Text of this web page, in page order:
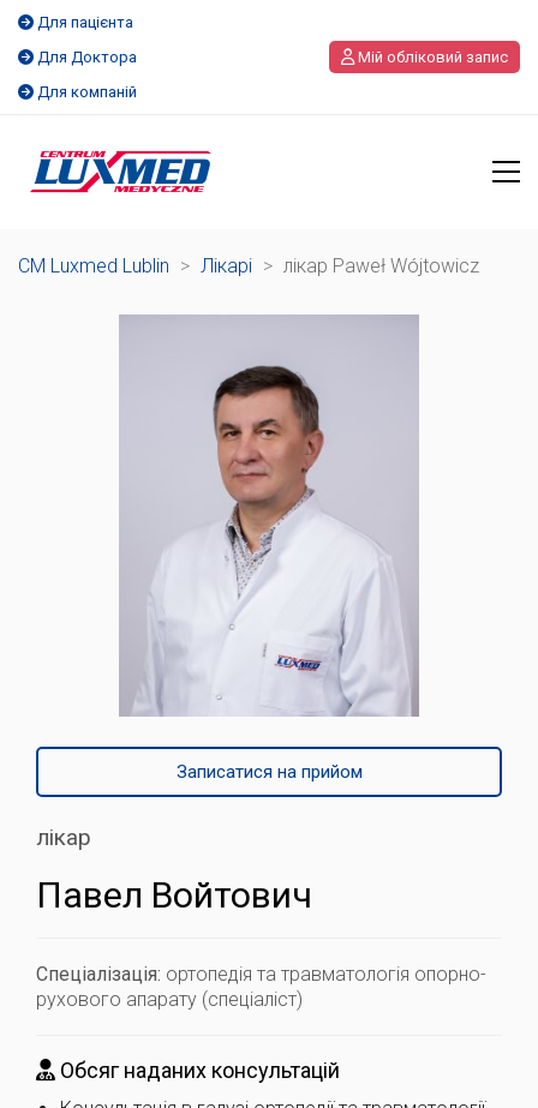
Для пацієнта
Для Доктора
Для компаній
Мій обліковий запис
CM Luxmed Lublin > Лікарі > лікар Paweł Wójtowicz
Записатися на прийом
лікар
Павел Войтович
Спеціалізація: ортопедія та травматологія опорно-
рухового апарату (спеціаліст)
Обсяг наданих консультацій